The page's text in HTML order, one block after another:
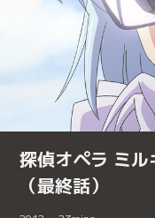
探偵オペラ ミ
（最終話）